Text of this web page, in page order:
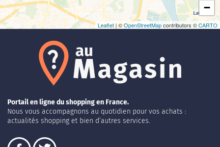
−
Leaflet| ©OpenStreetMapcontributors ©CARTO
Portail en ligne du shopping en France.
Nous vous accompagnons au quotidien pour vos achats :
actualités shopping et bien d’autres services.